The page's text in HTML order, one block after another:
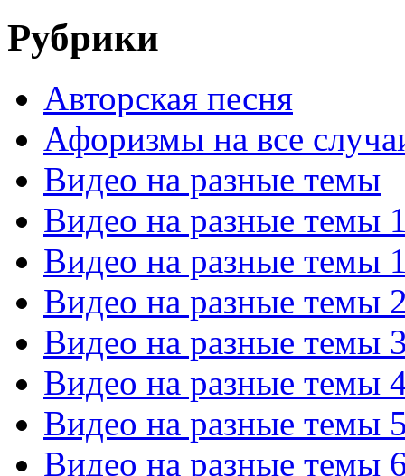
Рубрики
Авторская песня
Афоризмы на все
Видео на разные темы
Видео на разные темы
Видео на разные темы
Видео на разные темы
Видео на разные темы
Видео на разные темы
Видео на разные темы
Видео на разные темы